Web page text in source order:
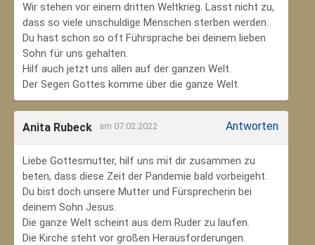
Wir stehen vor einem dritten Weltkrieg. Lasst nicht zu,
dass so viele unschuldige Menschen sterben werden.
Du hast schon so oft Führsprache bei deinem lieben
Sohn für uns gehalten.
Hilf auch jetzt uns allen auf der ganzen Welt.
Der Segen Gottes komme über die ganze Welt.
Anita Rubeck am 07.02.2022 Antworten
Liebe Gottesmutter, hilf uns mit dir zusammen zu
beten, dass diese Zeit der Pandemie bald vorbeigeht.
Du bist doch unsere Mutter und Fürsprecherin bei
deinem Sohn Jesus.
Die ganze Welt scheint aus dem Ruder zu laufen.
Die Kirche steht vor großen Herausforderungen.